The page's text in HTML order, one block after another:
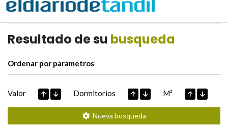
Resultado de su busqueda
Ordenar por parametros
Valor Dormitorios M²
Nueva busqueda